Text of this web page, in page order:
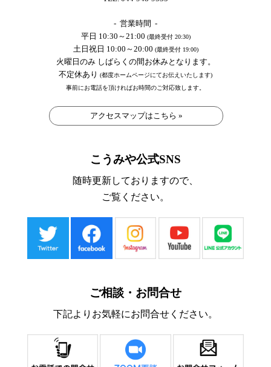
- 営業時間 -
平日 10:30～21:00 (最終受付 20:30)
土日祝日 10:00～20:00 (最終受付 19:00)
火曜日のみ しばらくの間お休みとなります。
不定休あり (都度ホームページにてお伝えいたします)
事前にお電話を頂ければお時間のご対応致します。
アクセスマップはこちら »
こうみや公式SNS
随時更新しておりますので、
ご覧ください。
ご相談・お問合せ
下記よりお気軽にお問合せください。